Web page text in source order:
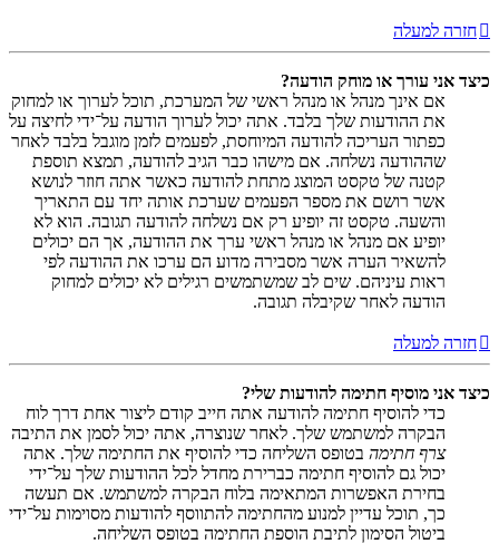
חזרה למעלה
כיצד אני עורך או מוחק הודעה?
אם אינך מנהל או מנהל ראשי של המערכת, תוכל לערוך או למחוק
את ההודעות שלך בלבד. אתה יכול לערוך הודעה על־ידי לחיצה על
כפתור העריכה להודעה המיוחסת, לפעמים לזמן מוגבל בלבד לאחר
שההודעה נשלחה. אם מישהו כבר הגיב להודעה, תמצא תוספת
קטנה של טקסט המוצג מתחת להודעה כאשר אתה חוזר לנושא
אשר רושם את מספר הפעמים שערכת אותה יחד עם התאריך
והשעה. טקסט זה יופיע רק אם נשלחה להודעה תגובה. הוא לא
יופיע אם מנהל או מנהל ראשי ערך את ההודעה, אך הם יכולים
להשאיר הערה אשר מסבירה מדוע הם ערכו את ההודעה לפי
ראות עיניהם. שים לב שמשתמשים רגילים לא יכולים למחוק
הודעה לאחר שקיבלה תגובה.
חזרה למעלה
כיצד אני מוסיף חתימה להודעות שלי?
כדי להוסיף חתימה להודעה אתה חייב קודם ליצור אחת דרך לוח
הבקרה למשתמש שלך. לאחר שנוצרה, אתה יכול לסמן את התיבה
צרף חתימה בטופס השליחה כדי להוסיף את החתימה שלך. אתה
יכול גם להוסיף חתימה כברירת מחדל לכל ההודעות שלך על־ידי
בחירת האפשרות המתאימה בלוח הבקרה למשתמש. אם תעשה
כך, תוכל עדיין למנוע מהחתימה להתווסף להודעות מסוימות על־ידי
ביטול הסימון לתיבת הוספת החתימה בטופס השליחה.